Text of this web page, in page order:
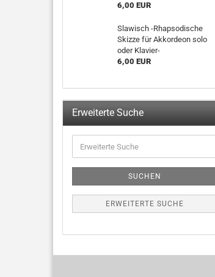
6,00 EUR
Slawisch -Rhapsodische
Skizze für Akkordeon solo
oder Klavier-
6,00 EUR
Erweiterte Suche
SUCHEN
ERWEITERTE SUCHE